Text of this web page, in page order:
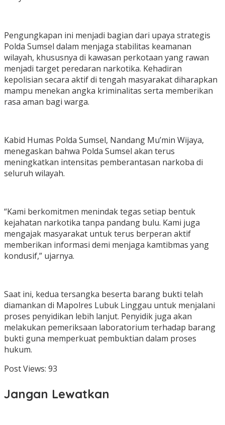
Pengungkapan ini menjadi bagian dari upaya strategis
Polda Sumsel dalam menjaga stabilitas keamanan
wilayah, khususnya di kawasan perkotaan yang rawan
menjadi target peredaran narkotika. Kehadiran
kepolisian secara aktif di tengah masyarakat diharapkan
mampu menekan angka kriminalitas serta memberikan
rasa aman bagi warga.
Kabid Humas Polda Sumsel, Nandang Mu’min Wijaya,
menegaskan bahwa Polda Sumsel akan terus
meningkatkan intensitas pemberantasan narkoba di
seluruh wilayah.
“Kami berkomitmen menindak tegas setiap bentuk
kejahatan narkotika tanpa pandang bulu. Kami juga
mengajak masyarakat untuk terus berperan aktif
memberikan informasi demi menjaga kamtibmas yang
kondusif,” ujarnya.
Saat ini, kedua tersangka beserta barang bukti telah
diamankan di Mapolres Lubuk Linggau untuk menjalani
proses penyidikan lebih lanjut. Penyidik juga akan
melakukan pemeriksaan laboratorium terhadap barang
bukti guna memperkuat pembuktian dalam proses
hukum.
Post Views: 93
Jangan Lewatkan